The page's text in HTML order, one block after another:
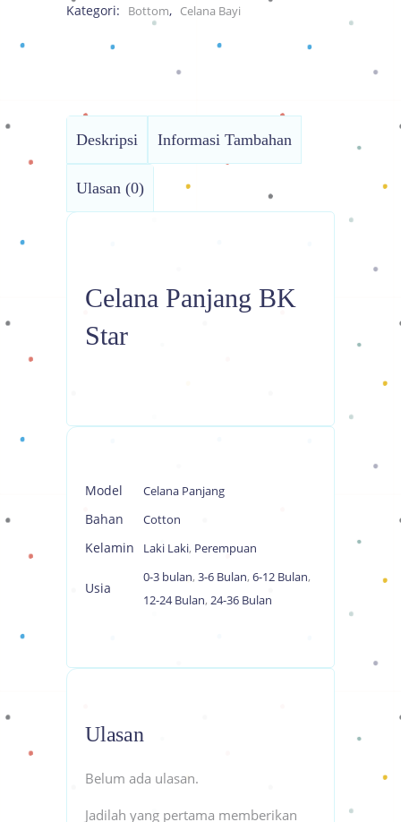
Kategori: Bottom, Celana Bayi
Deskripsi Informasi Tambahan
Ulasan (0)
Celana Panjang BK
Star
Model Celana Panjang
Bahan Cotton
Kelamin Laki Laki, Perempuan
Usia
0-3 bulan, 3-6 Bulan, 6-12 Bulan,
12-24 Bulan, 24-36 Bulan
Ulasan
Belum ada ulasan.
Jadilah yang pertama memberikan